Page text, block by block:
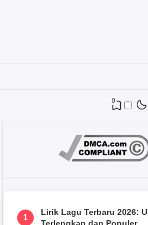
0
1
Lirik Lagu Terbaru 2026:
Terlengkap dan Populer